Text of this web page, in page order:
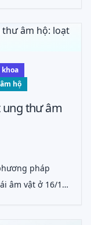
sóc quan
hộ
ung thư âm
pháp
âm vật ở 16/18
thuật tăng